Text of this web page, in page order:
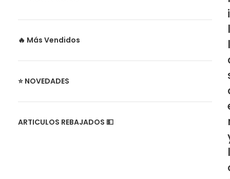
🔥 Más Vendidos
⭐ NOVEDADES
ARTICULOS REBAJADOS 💵
i
l
l
l